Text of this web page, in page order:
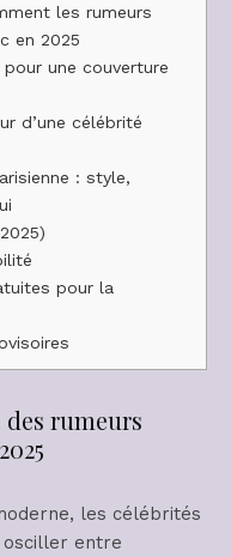
les rumeurs
en 2025
une couverture
d’une célébrité
: style,
pour la
des rumeurs
les célébrités
osciller entre